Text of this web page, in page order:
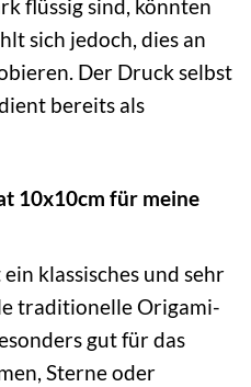
flüssig sind, könnten
sich jedoch, dies an
Der Druck selbst
bereits als
10x10cm für meine
klassisches und sehr
traditionelle Origami-
gut für das
Sterne oder